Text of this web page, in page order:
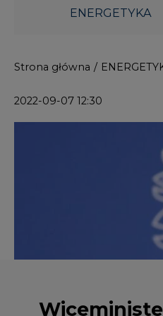
Węgiel i OZE
Karpaczu
że polska
rozwijając